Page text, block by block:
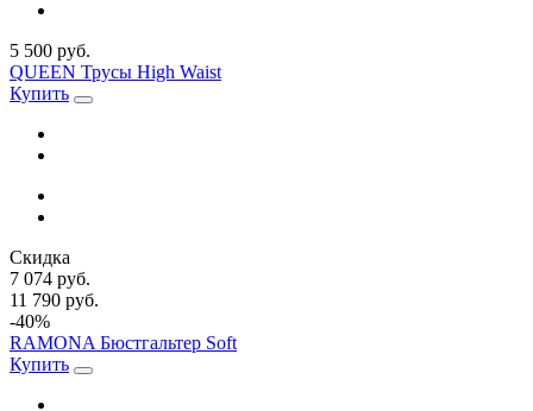
5 500 руб.
QUEEN Трусы High Waist
Купить
Скидка
7 074 руб.
11 790 руб.
-40%
RAMONA Бюстгальтер Soft
Купить